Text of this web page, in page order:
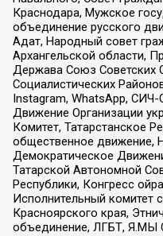
Краснодара, Мужское
объединение русского
Адат, Народный совет
Архангельской области,
Держава Союз Советских
Социалистических
Instagram, WhatsApp,
Движение Организации
Комитет, Татарстанское
общественное движение,
Демократическое
Татарской Автономной
Республики, Конгресс
Исполнительный комитет
Красноярского края,
объединение, ЛГБТ, Я.МЫ